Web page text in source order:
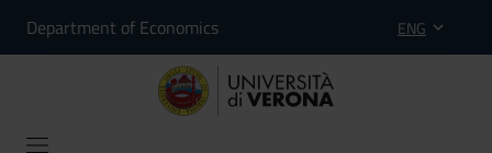
Department of Economics ENG